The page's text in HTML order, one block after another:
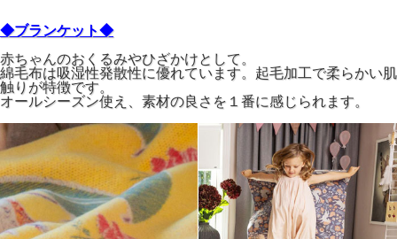
◆ブランケット◆
赤ちゃんのおくるみやひざかけとして。
綿毛布は吸湿性発散性に優れています。起毛加工で柔らかい肌
触りが特徴です。
オールシーズン使え、素材の良さを１番に感じられます。